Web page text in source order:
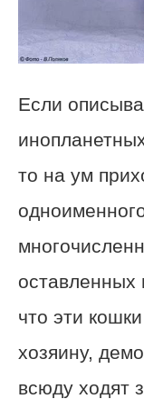
Если
то на ум
оставленных
что эти
хозяину,
всюду ходят